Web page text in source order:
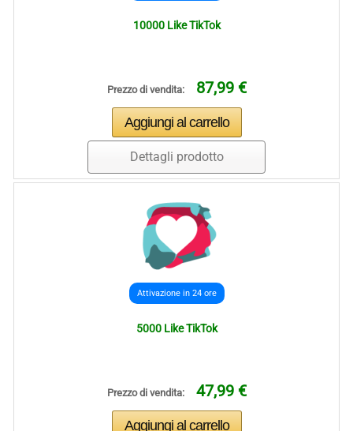
10000 Like TikTok
Prezzo di vendita: 87,99 €
Dettagli prodotto
Attivazione in 24 ore
5000 Like TikTok
Prezzo di vendita: 47,99 €